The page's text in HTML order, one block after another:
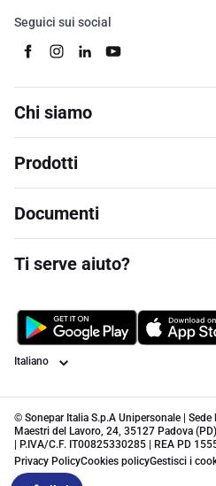
Seguici sui social
Chi siamo
Prodotti
Documenti
Ti serve aiuto?
Lingua
© Sonepar Italia S.p.A Unipersonale |
Maestri del Lavoro, 24, 35127 Padova
| P.IVA/C.F. IT00825330285 | REA PD
Privacy PolicyCookies policyGestisci i